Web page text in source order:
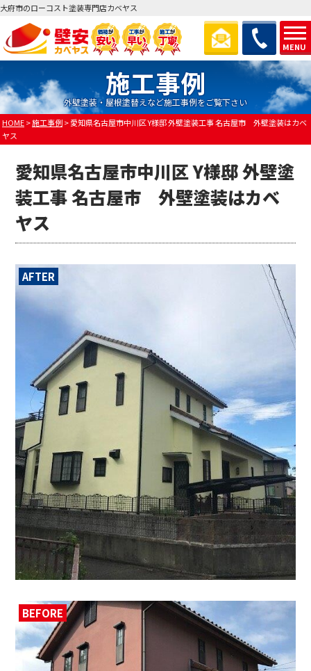
MENU
大府市のローコスト塗装専門店カベヤス
施工事例
外壁塗装・屋根塗替えなど施工事例をご覧下さい
HOME>施工事例>愛知県名古屋市中川区 Y様邸 外壁塗装工事 名古屋市 外壁塗装はカベ
ヤス
愛知県名古屋市中川区 Y様邸 外壁塗
装工事 名古屋市 外壁塗装はカベ
ヤス
AFTER
BEFORE